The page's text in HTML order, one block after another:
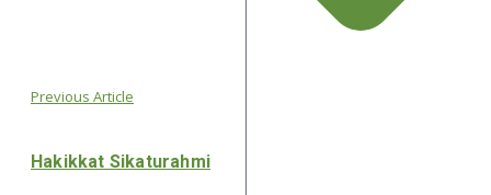
Previous Article
Hakikkat Sikaturahmi